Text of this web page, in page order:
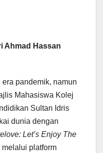
Ahmad Hassan
pandemik, namun
Mahasiswa Kolej
Sultan Idris
dunia dengan
Let’s Enjoy The
platform